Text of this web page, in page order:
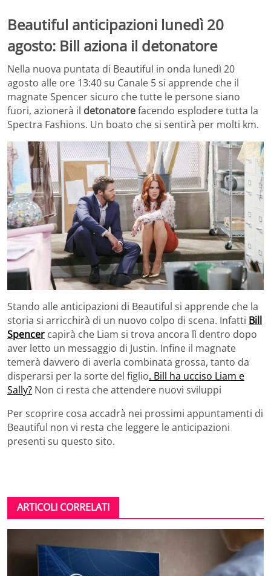
Beautiful anticipazioni lunedì 20
agosto: Bill aziona il detonatore
Nella nuova puntata di Beautiful in onda lunedì 20
agosto alle ore 13:40 su Canale 5 si apprende che il
magnate Spencer sicuro che tutte le persone siano
fuori, azionerà il detonatorefacendo esplodere tutta la
Spectra Fashions. Un boato che si sentirà per molti km.
Stando alle anticipazioni di Beautiful si apprende che la
storia si arricchirà di un nuovo colpo di scena. Infatti Bill
Spencer capirà che Liam si trova ancora lì dentro dopo
aver letto un messaggio di Justin. Infine il magnate
temerà davvero di averla combinata grossa, tanto da
disperarsi per la sorte del figlio. Bill ha ucciso Liam e
Sally? Non ci resta che attendere nuovi sviluppi
Per scoprire cosa accadrà nei prossimi appuntamenti di
Beautiful non vi resta che leggere le anticipazioni
presenti su questo sito.
ARTICOLI CORRELATI